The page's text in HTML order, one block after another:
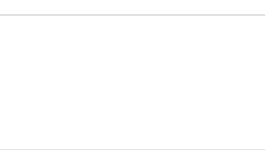
iFlight